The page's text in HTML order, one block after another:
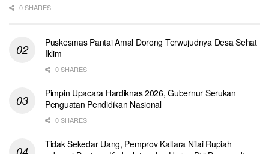
0 SHARES
Puskesmas Pantai Amal Dorong Terwujudnya Desa Sehat
Iklim
0 SHARES
Pimpin Upacara Hardiknas 2026, Gubernur Serukan
Penguatan Pendidikan Nasional
0 SHARES
Tidak Sekedar Uang, Pemprov Kaltara Nilai Rupiah